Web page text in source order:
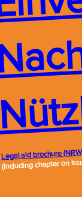
Legal aid brochure
(including chapter on